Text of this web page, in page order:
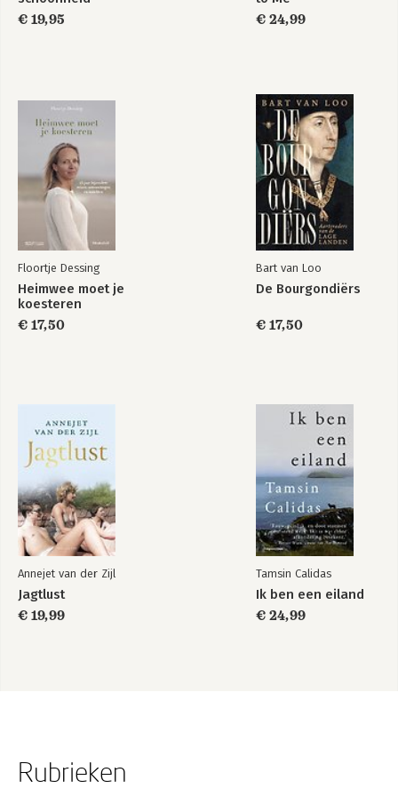
€ 19,95
€ 24,99
Floortje Dessing
Heimwee moet je
koesteren
€ 17,50
Bart van Loo
De Bourgondiërs
€ 17,50
Annejet van der Zijl
Jagtlust
€ 19,99
Tamsin Calidas
Ik ben een eiland
€ 24,99
Rubrieken